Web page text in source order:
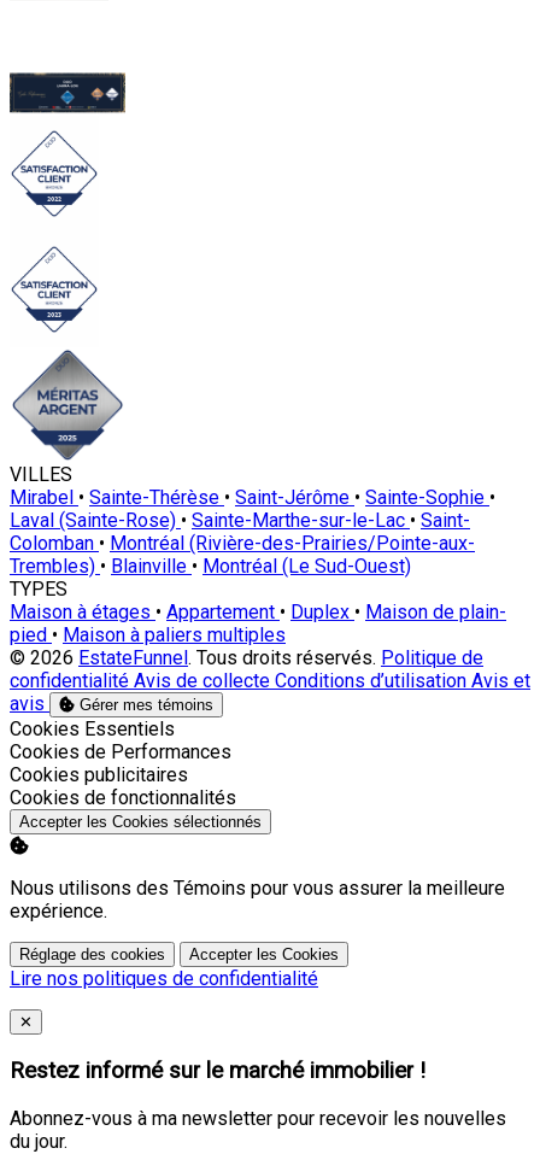
VILLES
Mirabel • Sainte-Thérèse • Saint-Jérôme • Sainte-Sophie •
Laval (Sainte-Rose) • Sainte-Marthe-sur-le-Lac • Saint-
Colomban • Montréal (Rivière-des-Prairies/Pointe-aux-
Trembles) • Blainville • Montréal (Le Sud-Ouest)
TYPES
Maison à étages • Appartement • Duplex • Maison de plain-
pied • Maison à paliers multiples
© 2026 EstateFunnel. Tous droits réservés. Politique de
confidentialité Avis de collecte Conditions d’utilisation Avis et
avis
Gérer mes témoins
Activer
Cookies Essentiels
Activer
Cookies de Performances
Activer
Cookies publicitaires
Activer
Cookies de fonctionnalités
Accepter les Cookies sélectionnés
Nous utilisons des Témoins pour vous assurer la meilleure
expérience.
Réglage des cookies Accepter les Cookies
Lire nos politiques de confidentialité
Close
✕
Restez informé sur le marché immobilier !
Abonnez-vous à ma newsletter pour recevoir les nouvelles
du jour.